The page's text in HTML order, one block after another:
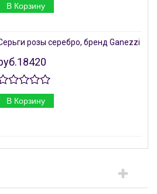
В Корзину
розы серебро, бренд Ganezzi
В Корзину